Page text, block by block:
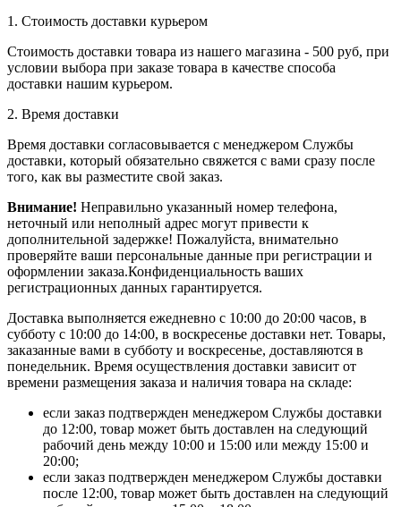
1. Стоимость доставки курьером
Стоимость доставки товара из нашего магазина - 500 руб, при
условии выбора при заказе товара в качестве способа
доставки нашим курьером.
2. Время доставки
Время доставки согласовывается с менеджером Службы
доставки, который обязательно свяжется с вами сразу после
того, как вы разместите свой заказ.
Внимание! Неправильно указанный номер телефона,
неточный или неполный адрес могут привести к
дополнительной задержке! Пожалуйста, внимательно
проверяйте ваши персональные данные при регистрации и
оформлении заказа.Конфиденциальность ваших
регистрационных данных гарантируется.
Доставка выполняется ежедневно с 10:00 до 20:00 часов, в
субботу с 10:00 до 14:00, в воскресенье доставки нет. Товары,
заказанные вами в субботу и воскресенье, доставляются в
понедельник. Время осуществления доставки зависит от
времени размещения заказа и наличия товара на складе:
если заказ подтвержден менеджером Службы доставки
до 12:00, товар может быть доставлен на следующий
рабочий день между 10:00 и 15:00 или между 15:00 и
20:00;
если заказ подтвержден менеджером Службы доставки
после 12:00, товар может быть доставлен на следующий